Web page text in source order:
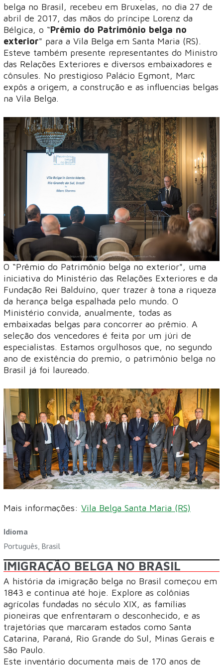
belga no Brasil, recebeu em Bruxelas, no dia 27 de
abril de 2017, das mãos do príncipe Lorenz da
Bélgica, o “Prêmio do Patrimônio belga no
exterior" para a Vila Belga em Santa Maria (RS).
Esteve também presente representantes do Ministro
das Relações Exteriores e diversos embaixadores e
cônsules. No prestigioso Palácio Egmont, Marc
expôs a origem, a construção e as influencias belgas
na Vila Belga.
O “Prêmio do Patrimônio belga no exterior", uma
iniciativa do Ministério das Relações Exteriores e da
Fundação Rei Balduíno, quer trazer à tona a riqueza
da herança belga espalhada pelo mundo. O
Ministério convida, anualmente, todas as
embaixadas belgas para concorrer ao prêmio. A
seleção dos vencedores é feita por um júri de
especialistas. Estamos orgulhosos que, no segundo
ano de existência do premio, o patrimônio belga no
Brasil já foi laureado.
Mais informações: Vila Belga Santa Maria (RS)
Idioma
Português, Brasil
IMIGRAÇÃO BELGA NO BRASIL
A história da imigração belga no Brasil começou em
1843 e continua até hoje. Explore as colônias
agrícolas fundadas no século XIX, as famílias
pioneiras que enfrentaram o desconhecido, e as
trajetórias que marcaram estados como Santa
Catarina, Paraná, Rio Grande do Sul, Minas Gerais e
São Paulo.
Este inventário documenta mais de 170 anos de